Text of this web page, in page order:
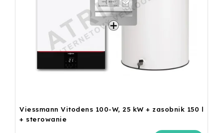
Viessmann Vitodens 100-W, 25 kW + zasobnik 150 l
+ sterowanie